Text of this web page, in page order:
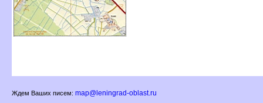
Ждем Ваших писем: map@leningrad-oblast.ru